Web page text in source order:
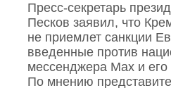
Пресс‑секретарь
Песков заявил, что
не приемлет санкции
введенные против
мессенджера Mах и его
По мнению